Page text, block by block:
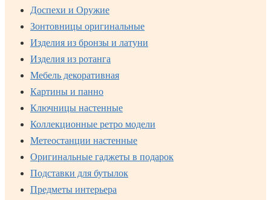
Доспехи и Оружие
Зонтовницы оригинальные
Изделия из бронзы и латуни
Изделия из ротанга
Мебель декоративная
Картины и панно
Ключницы настенные
Коллекционные ретро модели
Метеостанции настенные
Оригинальные гаджеты в подарок
Подставки для бутылок
Предметы интерьера